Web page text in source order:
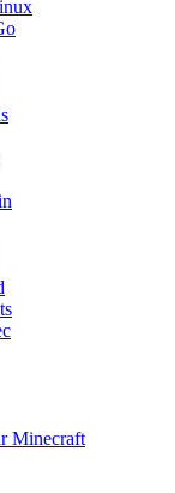
Minecraft